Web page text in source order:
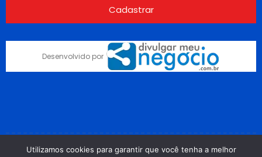
Cadastrar
Desenvolvido por
Utilizamos cookies para garantir que você tenha a melhor